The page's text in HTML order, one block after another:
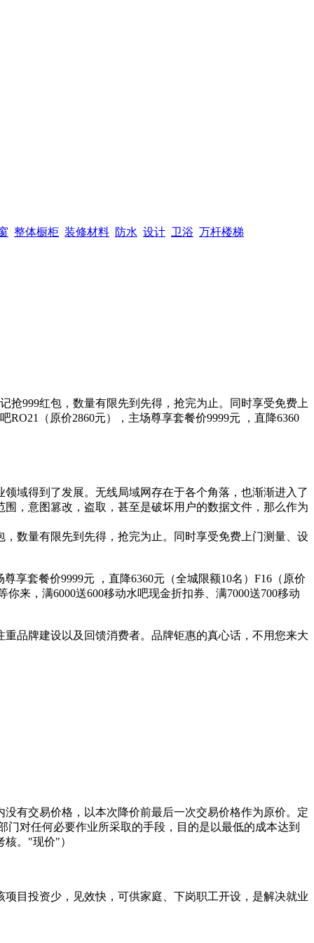
整体橱柜 装修材料 防水 设计 卫浴 万杆楼梯
抢999红包，数量有限先到先得，抢完为止。同时享受免费上
（原价2860元），主场尊享套餐价9999元 ，直降6360
域得到了发展。无线局域网存在于各个角落，也渐渐进入了
，意图篡改，盗取，甚至是破坏用户的数据文件，那么作为
数量有限先到先得，抢完为止。同时享受免费上门测量、设
享套餐价9999元 ，直降6360元（全城限额10名）F16（原价
来，满6000送600移动水吧现金折扣券、满7000送700移动
品牌建设以及回馈消费者。品牌钜惠的真心话，不用您来大
有交易价格，以本次降价前最后一次交易价格作为原价。定
对任何必要作业所采取的手段，目的是以最低的成本达到
。"现价"）
目投资少，见效快，可供家庭、下岗职工开设，是解决就业